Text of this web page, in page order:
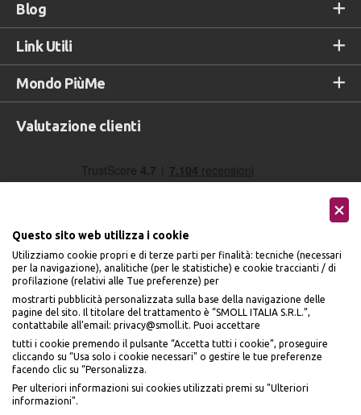
Blog
Link Utili
Mondo PiùMe
Valutazione clienti
Accettiamo
Seguici sui social
Questo sito web utilizza i cookie
Utilizziamo cookie propri e di terze parti per finalità: tecniche (necessari
per la navigazione), analitiche (per le statistiche) e cookie traccianti / di
profilazione (relativi alle Tue preferenze) per
mostrarti pubblicità personalizzata sulla base della navigazione delle
pagine del sito. Il titolare del trattamento è “SMOLL ITALIA S.R.L.”,
contattabile all'email: privacy@smoll.it. Puoi accettare
tutti i cookie premendo il pulsante “Accetta tutti i cookie”, proseguire
cliccando su “Usa solo i cookie necessari" o gestire le tue preferenze
facendo clic su “Personalizza.
Per ulteriori informazioni sui cookies utilizzati premi su "Ulteriori
informazioni".
BENVENUTO DA
PIÙME